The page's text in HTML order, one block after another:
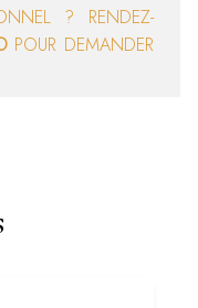
? RENDEZ-
POUR DEMANDER